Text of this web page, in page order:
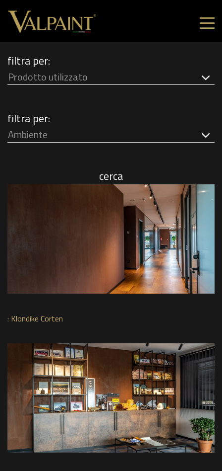
filtra per:
Prodotto utilizzato
filtra per:
Ambiente
cerca
: Klondike Corten